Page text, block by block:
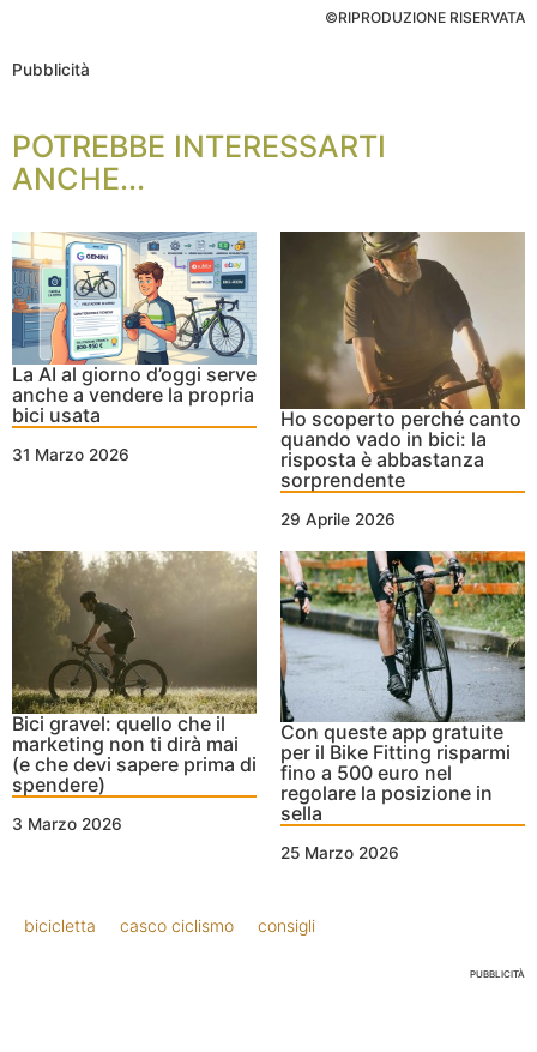
©RIPRODUZIONE RISERVATA
Pubblicità
POTREBBE INTERESSARTI
ANCHE...
La AI al giorno d’oggi serve
anche a vendere la propria
bici usata
31 Marzo 2026
Ho scoperto perché canto
quando vado in bici: la
risposta è abbastanza
sorprendente
29 Aprile 2026
Bici gravel: quello che il
marketing non ti dirà mai
(e che devi sapere prima di
spendere)
3 Marzo 2026
Con queste app gratuite
per il Bike Fitting risparmi
fino a 500 euro nel
regolare la posizione in
sella
25 Marzo 2026
bicicletta casco ciclismo consigli
PUBBLICITÀ